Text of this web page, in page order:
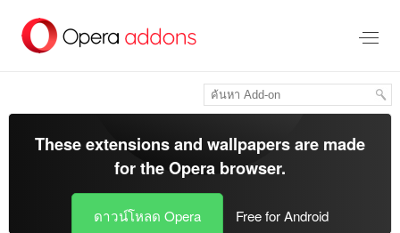
These extensions and wallpapers are made
for theOpera browser.
ดาวน์โหลด Opera Free for Android